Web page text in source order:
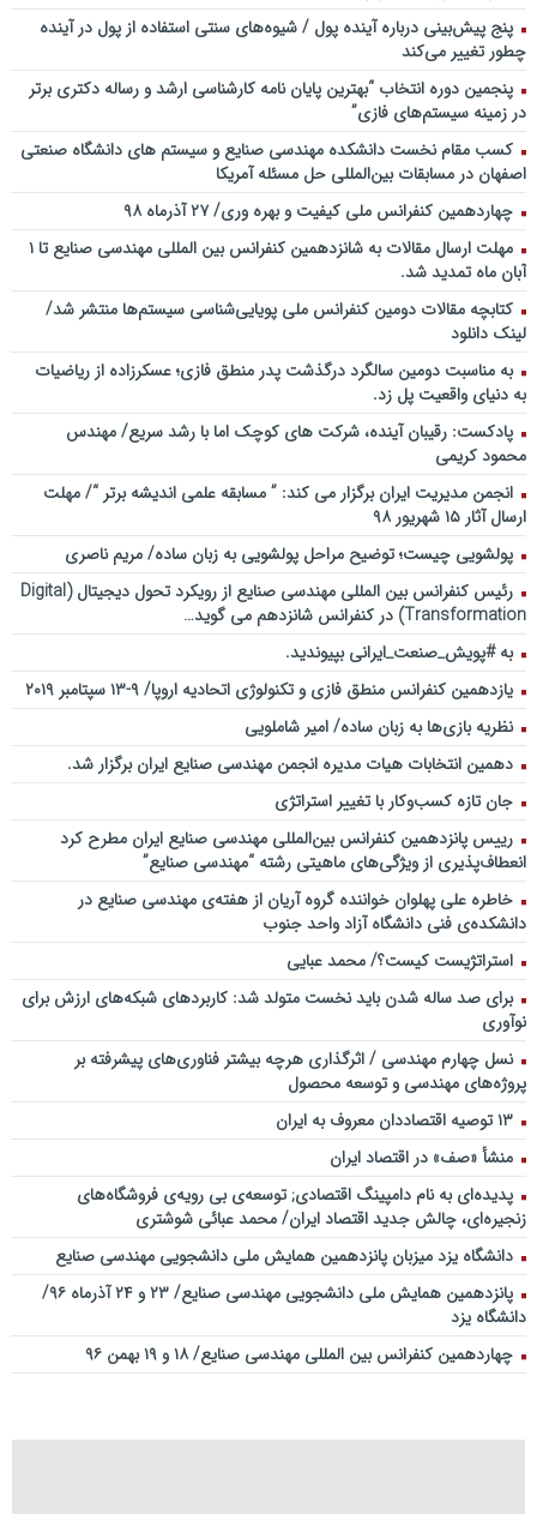
آینده پژوهی – برنامه خندوانه
سخنرانی دکتر دیواندری در خصوص آینده صنعت بانکداری / کنفرانس
ملی توسعه مدیریت پولی و بانکی
سخنرانی دکتر علیرضا فیض بخش با عنوان آینده پژوهی نظام بانکداری / ۹
بهمن ماه ۹۲
پنج پیش‌بینی درباره آینده پول / شیوه‌های سنتی استفاده از پول در آینده
چطور تغییر می‌کند
پنجمین دورۀ انتخاب “بهترین پایان ­نامه کارشناسی­ ارشد و رساله دکتری برتر
در زمینه سیستم‌های فازی”
کسب مقام نخست دانشکده مهندسی صنایع و سیستم های دانشگاه صنعتی
اصفهان در مسابقات بین‌المللی حل مسئله آمریکا
چهاردهمین کنفرانس ملی کیفیت و بهره وری/ ۲۷ آذرماه ۹۸
مهلت ارسال مقالات به شانزدهمین کنفرانس بین المللی مهندسی صنایع تا ۱
آبان ماه تمدید شد.
کتابچه مقالات دومین کنفرانس ملی پویایی‌شناسی سیستم‌ها منتشر شد/
لینک دانلود
به مناسبت دومین سالگرد درگذشت پدر منطق فازی؛ عسکرزاده از ریاضیات
به دنیای واقعیت پل زد.
پادکست: رقیبان آینده، شرکت های کوچک اما با رشد سریع/ مهندس
محمود کریمی
انجمن مدیریت ایران برگزار می کند: ” مسابقه علمی اندیشه برتر “/ مهلت
ارسال آثار ۱۵ شهریور ۹۸
پولشویی چیست؛ توضیح مراحل پولشویی به زبان ساده/ مریم ناصری
رئیس کنفرانس بین المللی مهندسی صنایع از رویکرد تحول دیجیتال (Digital
Transformation) در کنفرانس شانزدهم می گوید…
به #پویش_صنعت_ایرانی بپیوندید.
یازدهمین کنفرانس منطق فازی و تکنولوژی اتحادیه اروپا/ ۹-۱۳ سپتامبر ۲۰۱۹
نظریه بازی‌ها به زبان ساده/ امیر شاملویی
دهمین انتخابات هیات مدیره انجمن مهندسی صنایع ایران برگزار شد.
جان تازه کسب‌وکار با تغییر استراتژی
رییس پانزدهمین کنفرانس بین‌المللی مهندسی صنایع ایران مطرح کرد
انعطاف‌پذیری از ویژگی‌های ماهیتی رشته “مهندسی صنایع”
خاطره علی پهلوان خواننده گروه آریان از هفته‌ی مهندسی صنایع در
دانشکده‌ی فنی دانشگاه آزاد واحد جنوب
استراتژیست کیست؟‬/ محمد عبایی
برای صد ساله شدن باید نخست متولد شد: کاربردهای شبکه‌های ارزش برای
نوآوری
نسل چهارم مهندسی / اثرگذاری هرچه بیشتر فناوری‌های پیشرفته بر
پروژه‌های مهندسی و توسعه محصول
۱۳ توصیه اقتصاددان معروف به ایران
منشأ «صف» در اقتصاد ایران
پدیده‌ای به نام دامپینگ اقتصادی; توسعه‌ی بی رویه‌ی فروشگاه‌های
زنجیره‌ای، چالش جدید اقتصاد ایران/ محمد عبائی شوشتری
دانشگاه یزد میزبان پانزدهمین همایش ملی دانشجویی مهندسی صنایع
پانزدهمین همایش ملی دانشجویی مهندسی صنایع/ ۲۳ و ۲۴ آذرماه ۹۶/
دانشگاه یزد
چهاردهمین کنفرانس بین المللی مهندسی صنایع/ ۱۸ و ۱۹ بهمن ۹۶